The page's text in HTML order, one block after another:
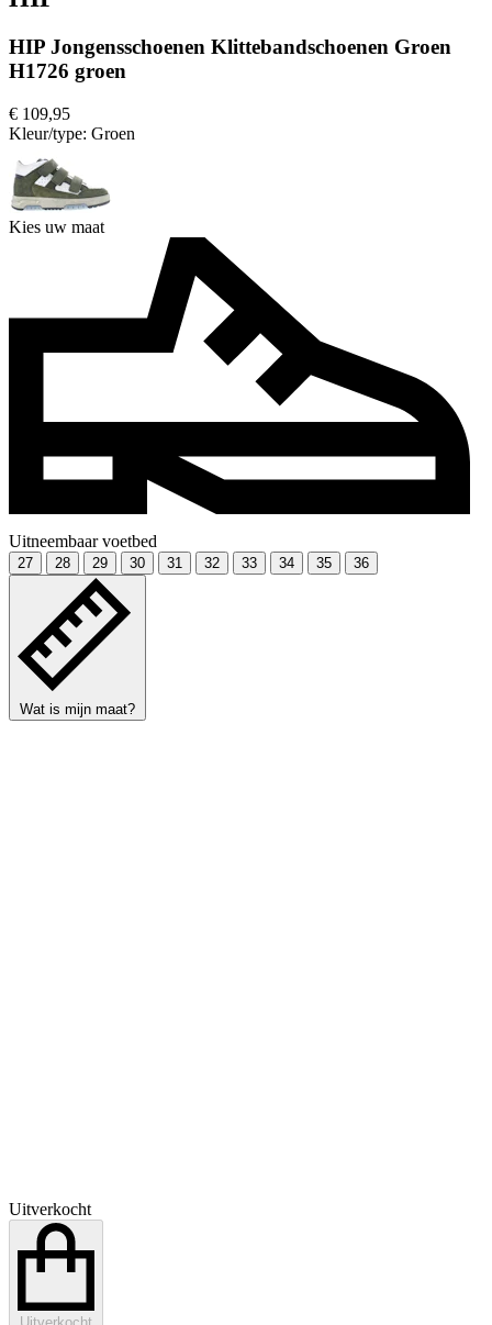
HIP Jongensschoenen Klittebandschoenen Groen
H1726 groen
€ 109,95
Kleur/type: Groen
Kies uw maat
Uitneembaar voetbed
27 28 29 30 31 32 33 34 35 36
Wat is mijn maat?
Uitverkocht